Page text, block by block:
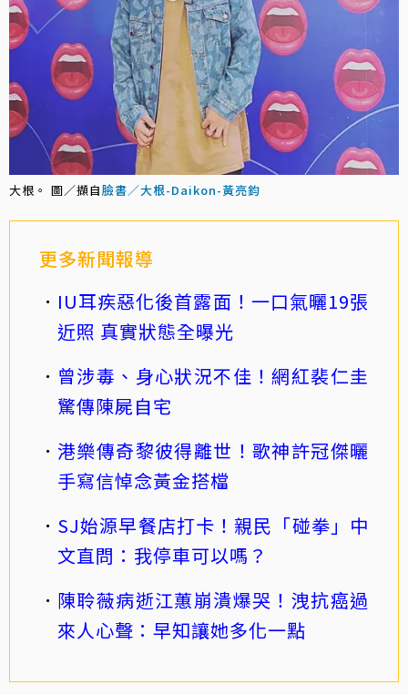
大根。 圖／擷自臉書／大根-Daikon-黃亮鈞
更多新聞報導
IU耳疾惡化後首露面！一口氣曬19張
近照 真實狀態全曝光
曾涉毒、身心狀況不佳！網紅裴仁圭
驚傳陳屍自宅
港樂傳奇黎彼得離世！歌神許冠傑曬
手寫信悼念黃金搭檔
SJ始源早餐店打卡！親民「碰拳」中
文直問：我停車可以嗎？
陳聆薇病逝江蕙崩潰爆哭！洩抗癌過
來人心聲：早知讓她多化一點